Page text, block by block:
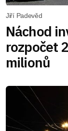
Jiří Padevěd
Náchod
rozpočet
milionů